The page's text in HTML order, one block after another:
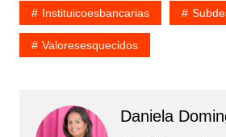
Instituicoesbancarias
Valoresesquecidos
Daniela